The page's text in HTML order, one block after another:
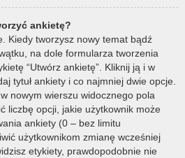
ankietę?
Kiedy tworzysz nowy temat bądź
na dole formularza tworzenia
“Utwórz ankietę”. Kliknij ją i w
tytuł ankiety i co najmniej dwie opcje.
nowym wierszu widocznego pola
liczbę opcji, jakie użytkownik może
ankiety (0 – bez limitu
użytkownikom zmianę wcześniej
etykiety, prawdopodobnie nie